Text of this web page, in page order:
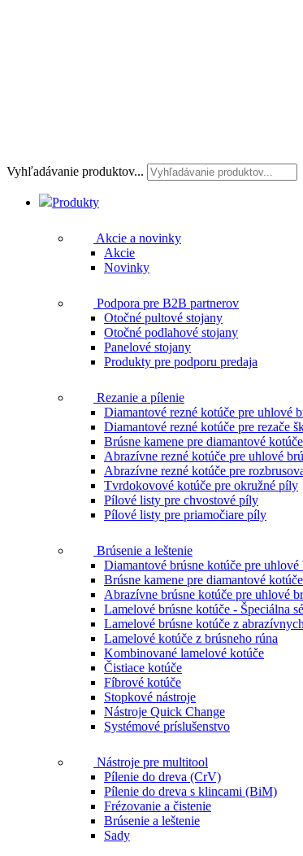
Vyhľadávanie produktov...
Produkty
Akcie a novinky
Akcie
Novinky
Podpora pre B2B partnerov
Otočné pultové stojany
Otočné podlahové stojany
Panelové stojany
Produkty pre podporu predaja
Rezanie a pílenie
Diamantové rezné kotúče pre uhlové
Diamantové rezné kotúče pre rezače
Brúsne kamene pre diamantové kotúče
Abrazívne rezné kotúče pre uhlové
Abrazívne rezné kotúče pre
Tvrdokovové kotúče pre okružné píly
Pílové listy pre chvostové píly
Pílové listy pre priamočiare píly
Brúsenie a leštenie
Diamantové brúsne kotúče pre uhlové
Brúsne kamene pre diamantové kotúče
Abrazívne brúsne kotúče pre uhlové
Lamelové brúsne kotúče - Špeciálna
Lamelové brúsne kotúče z
Lamelové kotúče z brúsneho rúna
Kombinované lamelové kotúče
Čistiace kotúče
Fíbrové kotúče
Stopkové nástroje
Nástroje Quick Change
Systémové príslušenstvo
Nástroje pre multitool
Pílenie do dreva (CrV)
Pílenie do dreva s klincami (BiM)
Frézovanie a čistenie
Brúsenie a leštenie
Sady